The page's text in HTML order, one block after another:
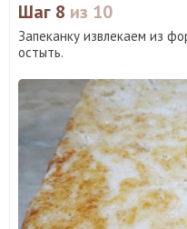
Шаг 8 из 10
Запеканку извлекаем из
остыть.